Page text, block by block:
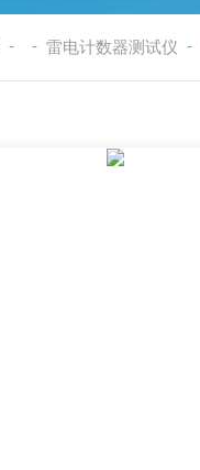
- - 雷电计数器测试仪 -